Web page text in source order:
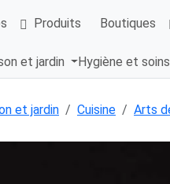
Produits Boutiques
et jardin Hygiène et soins
et jardin Cuisine Arts